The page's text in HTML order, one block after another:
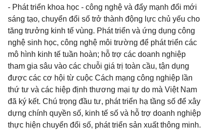
- Phát triển khoa học - công nghệ và đẩy mạnh đổi mới
sáng tạo, chuyển đổi số trở thành động lực chủ yếu cho
tăng trưởng kinh tế vùng. Phát triển và ứng dụng công
nghệ sinh học, công nghệ môi trường để phát triển các
mô hình kinh tế tuần hoàn; hỗ trợ các doanh nghiệp
tham gia sâu vào các chuỗi giá trị toàn cầu, tận dụng
được các cơ hội từ cuộc Cách mạng công nghiệp lần
thứ tư và các hiệp định thương mại tự do mà Việt Nam
đã ký kết. Chú trọng đầu tư, phát triển hạ tầng số để xây
dựng chính quyền số, kinh tế số và hỗ trợ doanh nghiệp
thực hiện chuyển đổi số, phát triển sản xuất thông minh.